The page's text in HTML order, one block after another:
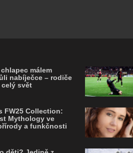
málem
nabíječce – rodiče
svět
FW25 Collection:
Mythology ve
a funkčnosti